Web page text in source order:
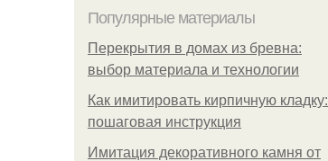
Популярные материалы
Перекрытия в домах из бревна:
выбор материала и технологии
Как имитировать кирпичную кладку:
пошаговая инструкция
Имитация декоративного камня от